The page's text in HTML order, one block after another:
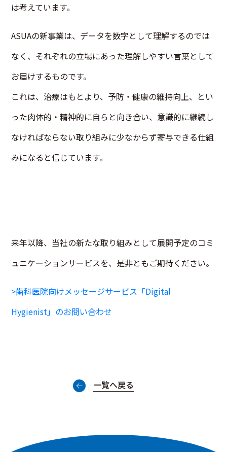
は考えています。
ASUAの新事業は、データを数字として理解するのでは
なく、それぞれの立場にあった理解しやすい言葉として
お届けするものです。
これは、治療はもとより、予防・健康の維持向上、とい
った肉体的・精神的に自らと向き合い、意識的に継続し
なければならない取り組みに少なからず寄与できる仕組
みになると信じています。
来年以降、当社の新たな取り組みとして展開予定のコミ
ュニケーションサービスを、是非ともご期待ください。
>歯科医院向けメッセージサービス「Digital
Hygienist」のお問い合わせ
一覧へ戻る